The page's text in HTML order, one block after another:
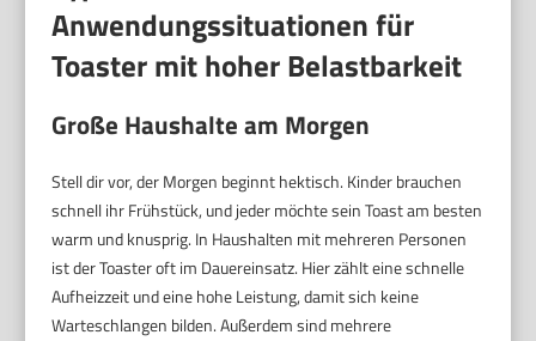
Anwendungssituationen für
Toaster mit hoher Belastbarkeit
Große Haushalte am Morgen
Stell dir vor, der Morgen beginnt hektisch. Kinder brauchen
schnell ihr Frühstück, und jeder möchte sein Toast am besten
warm und knusprig. In Haushalten mit mehreren Personen
ist der Toaster oft im Dauereinsatz. Hier zählt eine schnelle
Aufheizzeit und eine hohe Leistung, damit sich keine
Warteschlangen bilden. Außerdem sind mehrere